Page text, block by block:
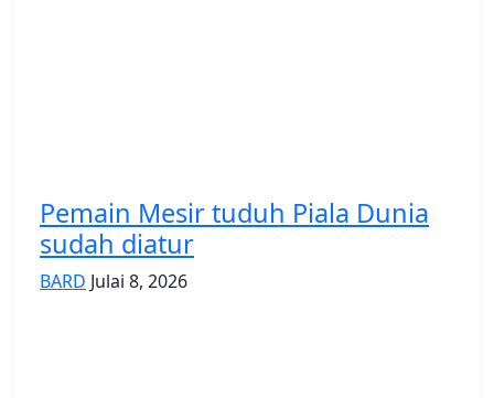
Pemain Mesir tuduh Piala Dunia
sudah diatur
BARD Julai 8, 2026